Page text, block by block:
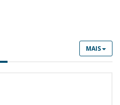
MAIS